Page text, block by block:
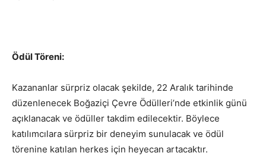
Ödül Töreni:
Kazananlar sürpriz olacak şekilde, 22 Aralık tarihinde
düzenlenecek Boğaziçi Çevre Ödülleri’nde etkinlik günü
açıklanacak ve ödüller takdim edilecektir. Böylece
katılımcılara sürpriz bir deneyim sunulacak ve ödül
törenine katılan herkes için heyecan artacaktır.